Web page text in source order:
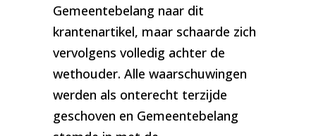
Gemeentebelang naar dit
krantenartikel, maar schaarde zich
vervolgens volledig achter de
wethouder. Alle waarschuwingen
werden als onterecht terzijde
geschoven en Gemeentebelang